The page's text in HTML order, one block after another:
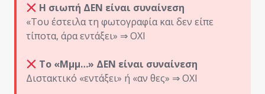
Η σιωπή ΔΕΝ είναι συναίνεση
«Του έστειλα τη φωτογραφία και δεν είπε
τίποτα, άρα εντάξει» ⇒ ΟΧΙ
Το «Μμμ…» ΔΕΝ είναι συναίνεση
Διστακτικό «εντάξει» ή «αν θες» ⇒ ΟΧΙ